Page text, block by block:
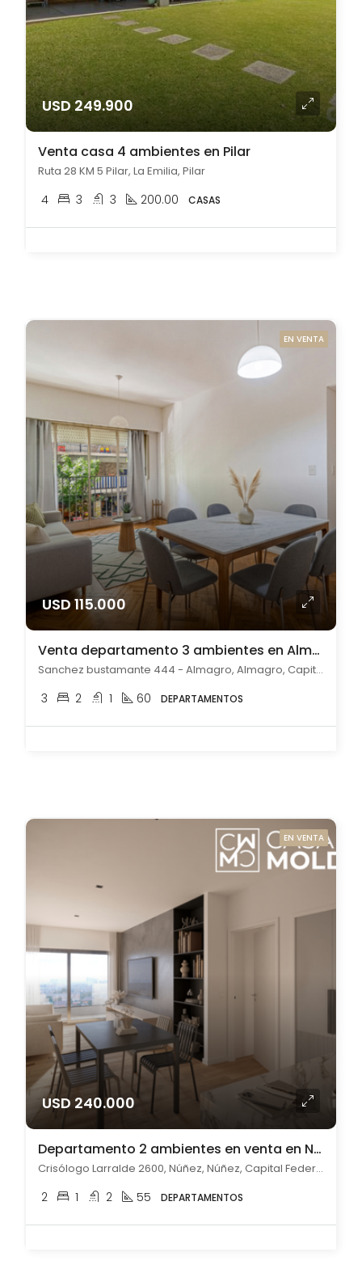
USD 249.900
Venta casa 4 ambientes en Pilar
Ruta 28 KM 5 Pilar, La Emilia, Pilar
4 3 3 200.00 CASAS
EN VENTA
USD 115.000
Venta departamento 3 ambientes en Almagro
Sanchez bustamante 444 - Almagro, Almagro, Capital Federal
3 2 1 60 DEPARTAMENTOS
EN VENTA
USD 240.000
Departamento 2 ambientes en venta en Núñez
Crisólogo Larralde 2600, Núñez, Núñez, Capital Federal
2 1 2 55 DEPARTAMENTOS